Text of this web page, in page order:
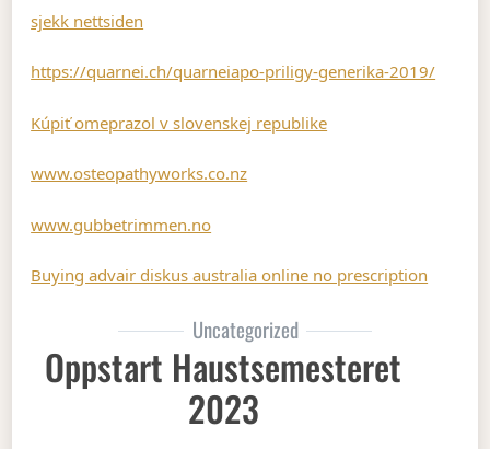
sjekk nettsiden
https://quarnei.ch/quarneiapo-priligy-generika-2019/
Kúpiť omeprazol v slovenskej republike
www.osteopathyworks.co.nz
www.gubbetrimmen.no
Buying advair diskus australia online no prescription
Uncategorized
Oppstart Haustsemesteret
2023